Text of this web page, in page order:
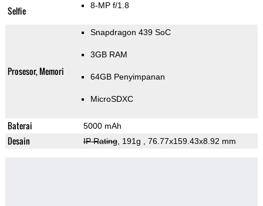
Selfie 8-MP f/1.8
Prosesor, Memori
Snapdragon 439 SoC
3GB RAM
64GB Penyimpanan
MicroSDXC
Baterai 5000 mAh
Desain IP Rating, 191g , 76.77x159.43x8.92 mm